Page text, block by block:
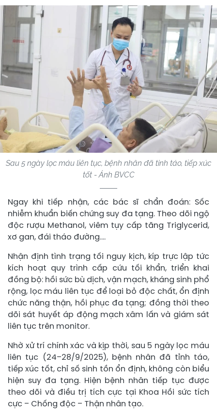
Sau 5 ngày lọc máu liên tục, bệnh nhân đã tỉnh táo, tiếp xúc
tốt - Ảnh BVCC
Ngay khi tiếp nhận, các bác sĩ chẩn đoán: Sốc
nhiễm khuẩn biến chứng suy đa tạng. Theo dõi ngộ
độc rượu Methanol, viêm tụy cấp tăng Triglycerid,
xơ gan, đái tháo đường....
Nhận định tình trạng tối nguy kịch, kíp trực lập tức
kích hoạt quy trình cấp cứu tối khẩn, triển khai
đồng bộ: hồi sức bù dịch, vận mạch, kháng sinh phổ
rộng, lọc máu liên tục để loại bỏ độc chất, ổn định
chức năng thận, hồi phục đa tạng; đồng thời theo
dõi sát huyết áp động mạch xâm lấn và giám sát
liên tục trên monitor.
Nhờ xử trí chính xác và kịp thời, sau 5 ngày lọc máu
liên tục (24–28/9/2025), bệnh nhân đã tỉnh táo,
tiếp xúc tốt, chỉ số sinh tồn ổn định, không còn biểu
hiện suy đa tạng. Hiện bệnh nhân tiếp tục được
theo dõi và điều trị tích cực tại Khoa Hồi sức tích
cực – Chống độc – Thận nhân tạo.